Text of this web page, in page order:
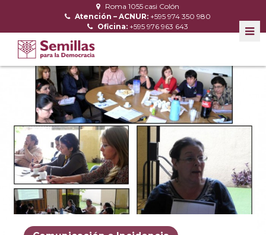
Roma 1055 casi Colón
Atención – ACNUR: +595 974 350 980
Oficina: +595 976 963 643